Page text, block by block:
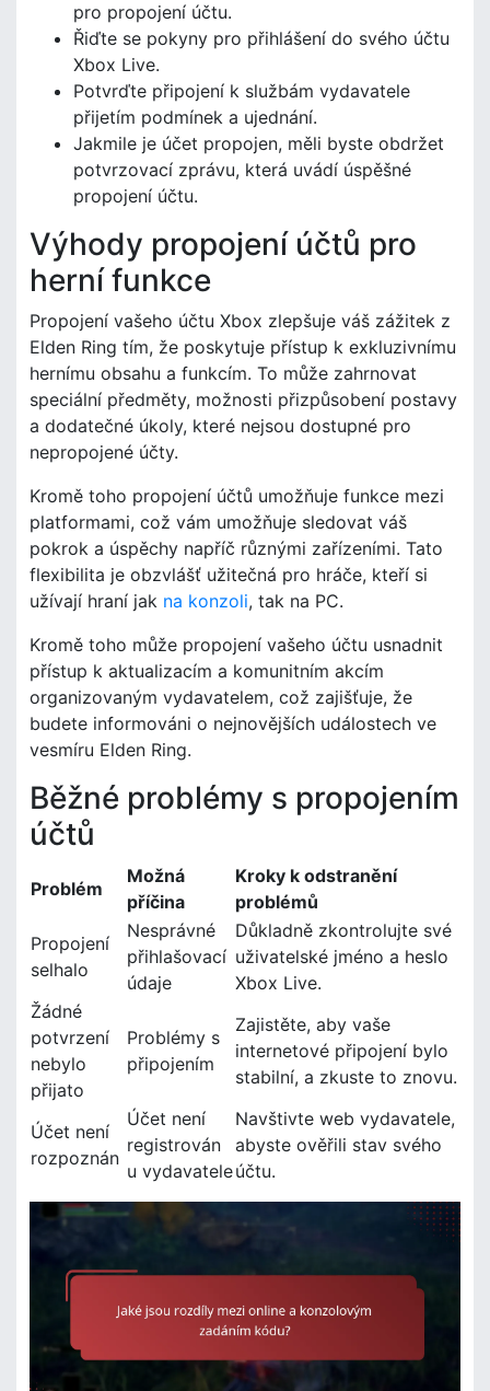
pro propojení účtu.
Řiďte se pokyny pro přihlášení do svého účtu
Xbox Live.
Potvrďte připojení k službám vydavatele
přijetím podmínek a ujednání.
Jakmile je účet propojen, měli byste obdržet
potvrzovací zprávu, která uvádí úspěšné
propojení účtu.
Výhody propojení účtů pro
herní funkce
Propojení vašeho účtu Xbox zlepšuje váš zážitek z
Elden Ring tím, že poskytuje přístup k exkluzivnímu
hernímu obsahu a funkcím. To může zahrnovat
speciální předměty, možnosti přizpůsobení postavy
a dodatečné úkoly, které nejsou dostupné pro
nepropojené účty.
Kromě toho propojení účtů umožňuje funkce mezi
platformami, což vám umožňuje sledovat váš
pokrok a úspěchy napříč různými zařízeními. Tato
flexibilita je obzvlášť užitečná pro hráče, kteří si
užívají hraní jak na konzoli, tak na PC.
Kromě toho může propojení vašeho účtu usnadnit
přístup k aktualizacím a komunitním akcím
organizovaným vydavatelem, což zajišťuje, že
budete informováni o nejnovějších událostech ve
vesmíru Elden Ring.
Běžné problémy s propojením
účtů
Problém
Možná
příčina
Kroky k odstranění
problémů
Propojení
selhalo
Nesprávné
přihlašovací
údaje
Důkladně zkontrolujte své
uživatelské jméno a heslo
Xbox Live.
Žádné
potvrzení
nebylo
přijato
Problémy s
připojením
Zajistěte, aby vaše
internetové připojení bylo
stabilní, a zkuste to znovu.
Účet není
rozpoznán
Účet není
registrován
u vydavatele
Navštivte web vydavatele,
abyste ověřili stav svého
účtu.